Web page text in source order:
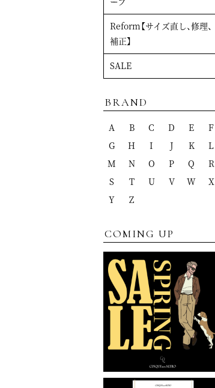
Reform【サイズ直し、修理、
補正】
SALE
BRAND
A B C D E
F
G
H I J K
L
M
N O P Q
R
S
T U V W
X
Y
Z
COMING UP